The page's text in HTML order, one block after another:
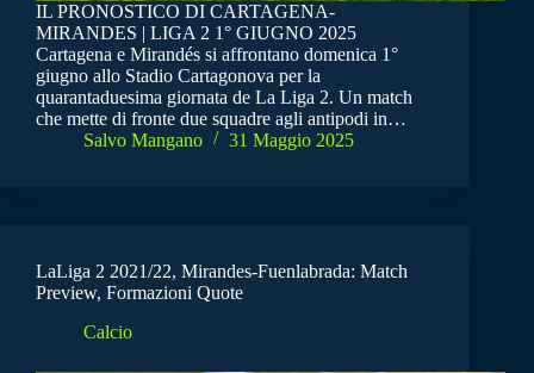
IL PRONOSTICO DI CARTAGENA-
MIRANDES | LIGA 2 1° GIUGNO 2025
Cartagena e Mirandés si affrontano domenica 1°
giugno allo Stadio Cartagonova per la
quarantaduesima giornata de La Liga 2. Un match
che mette di fronte due squadre agli antipodi in…
Salvo Mangano
31 Maggio 2025
LaLiga 2 2021/22, Mirandes-Fuenlabrada: Match
Preview, Formazioni Quote
Calcio